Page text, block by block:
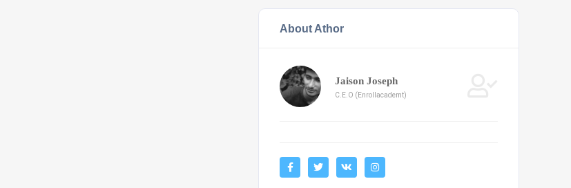
About Athor
Jaison Joseph
C.E.O (Enrollacademt)